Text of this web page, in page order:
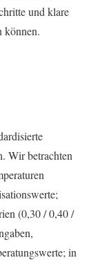
und klare
können.
Wir betrachten
(0,30 / 0,40 /
in